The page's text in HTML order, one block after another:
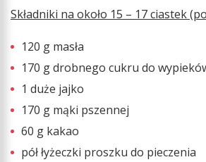
Składniki na około 15 – 17 ciastek
120 g masła
170 g drobnego cukru do
1 duże jajko
170 g mąki pszennej
60 g kakao
pół łyżeczki proszku do pieczenia